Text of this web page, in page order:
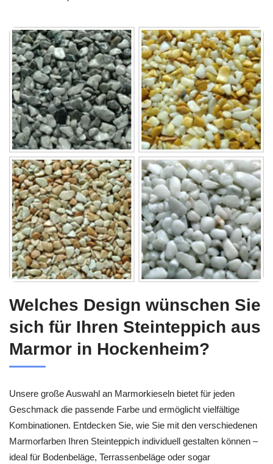
Welches Design wünschen Sie
sich für Ihren Steinteppich aus
Marmor in Hockenheim?
Unsere große Auswahl an Marmorkieseln bietet für jeden
Geschmack die passende Farbe und ermöglicht vielfältige
Kombinationen. Entdecken Sie, wie Sie mit den verschiedenen
Marmorfarben Ihren Steinteppich individuell gestalten können –
ideal für Bodenbeläge, Terrassenbeläge oder sogar